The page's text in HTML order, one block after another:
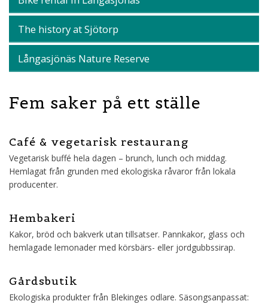
The history at Sjötorp
Långasjönäs Nature Reserve
Fem saker på ett ställe
Café & vegetarisk restaurang
Vegetarisk buffé hela dagen – brunch, lunch och middag.
Hemlagat från grunden med ekologiska råvaror från lokala
producenter.
Hembakeri
Kakor, bröd och bakverk utan tillsatser. Pannkakor, glass och
hemlagade lemonader med körsbärs- eller jordgubbssirap.
Gårdsbutik
Ekologiska produkter från Blekinges odlare. Säsongsanpassat: